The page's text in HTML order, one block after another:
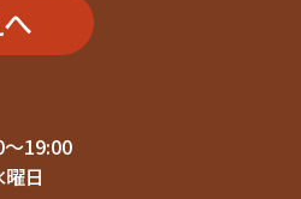
19:00
日